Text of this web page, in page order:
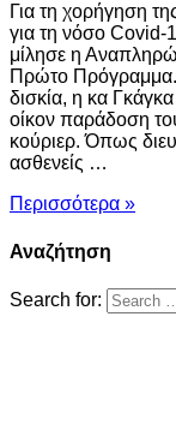
Για τη χορήγηση
για τη νόσο Covid-
μίλησε η
Πρώτο Πρόγραμμα.
δισκία, η κα
οίκον παράδοση
κούριερ. Όπως
ασθενείς …
Περισσότερα »
Αναζήτηση
Search for: